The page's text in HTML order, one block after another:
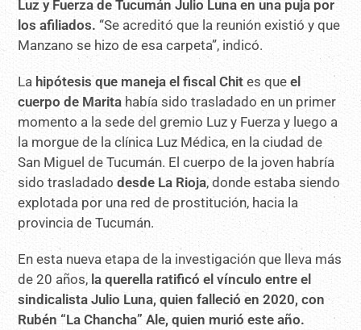
Luz y Fuerza de Tucumán Julio Luna en una puja por
los afiliados.“Se acreditó que la reunión existió y que
Manzano se hizo de esa carpeta”, indicó.
La hipótesis que maneja el fiscal Chit es queel
cuerpo de Marita había sido trasladado en un primer
momento a la sede del gremio Luz y Fuerza y luego a
la morgue de la clínica Luz Médica, en la ciudad de
San Miguel de Tucumán. El cuerpo de la joven habría
sido trasladadodesde La Rioja, donde estaba siendo
explotada por una red de prostitución, hacia la
provincia de Tucumán.
En esta nueva etapa de la investigación que lleva más
de 20 años, la querella ratificó el vínculo entre el
sindicalista Julio Luna, quien falleció en 2020, con
Rubén “La Chancha” Ale, quien murió este año.